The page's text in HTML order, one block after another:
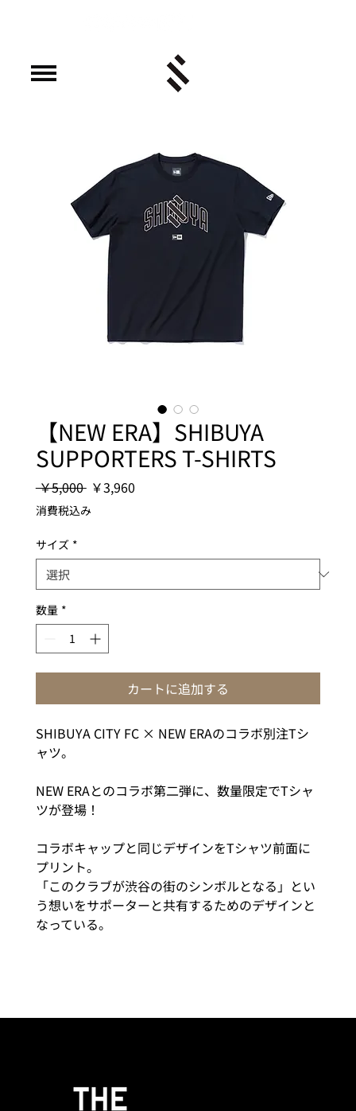
【NEW ERA】SHIBUYA
SUPPORTERS T-SHIRTS
￥5,000 通
常
￥3,960セ
格
消費税込み
サイズ *
数量 *
カートに追加する
SHIBUYA CITY FC × NEW ERAのコラボ別注Tシ
ャツ。
NEW ERAとのコラボ第二弾に、数量限定でTシャ
ツが登場！
コラボキャップと同じデザインをTシャツ前面に
プリント。
「このクラブが渋谷の街のシンボルとなる」とい
う想いをサポーターと共有するためのデザインと
なっている。